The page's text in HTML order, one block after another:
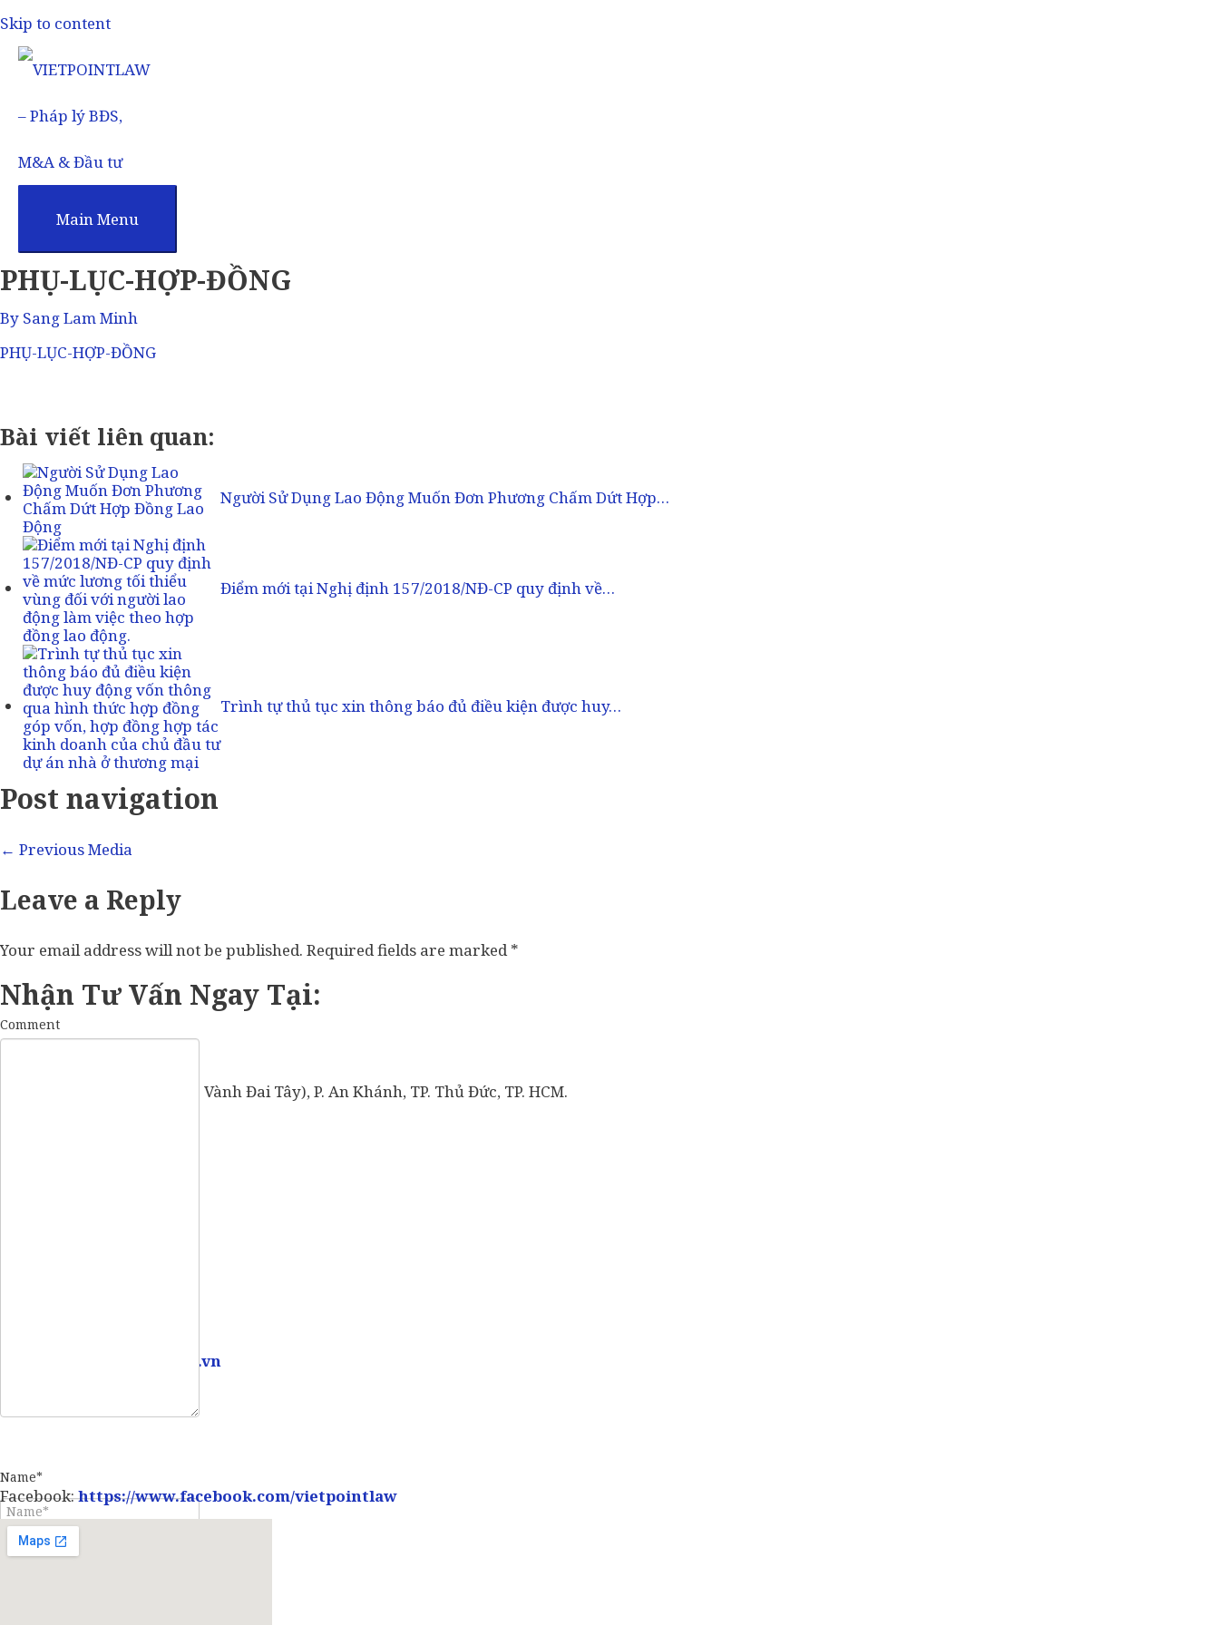
Skip to content
Main Menu
PHỤ-LỤC-HỢP-ĐỒNG
By Sang Lam Minh
PHỤ-LỤC-HỢP-ĐỒNG
Bài viết liên quan:
Người Sử Dụng Lao Động Muốn Đơn Phương Chấm Dứt Hợp…
Điểm mới tại Nghị định 157/2018/NĐ-CP quy định về…
Trình tự thủ tục xin thông báo đủ điều kiện được huy…
Post navigation
← Previous Media
Leave a Reply
Your email address will not be published. Required fields are marked*
Comment
Name*
Nhận Tư Vấn Ngay Tại:
57 Vành Đai Tây (số cũ: 936 Vành Đai Tây), P. An Khánh, TP. Thủ Đức, TP. HCM.
info@vietpointlaw.vn
Facebook:https://www.facebook.com/vietpointlaw